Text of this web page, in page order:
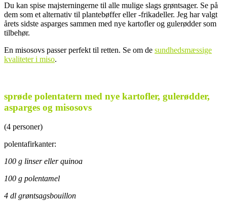
Du kan spise majsterningerne til alle mulige slags grøntsager. Se på
dem som et alternativ til plantebøffer eller -frikadeller. Jeg har valgt
årets sidste asparges sammen med nye kartofler og gulerødder som
tilbehør.
En misosovs passer perfekt til retten. Se om de sundhedsmæssige
kvaliteter i miso.
sprøde polentatern med nye kartofler, gulerødder,
asparges og misosovs
(4 personer)
polentafirkanter:
100 g linser eller quinoa
100 g polentamel
4 dl grøntsagsbouillon